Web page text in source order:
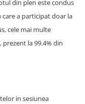
din plen este condus
care a participat doar la
cele mai multe
la 99.4% din
in sesiunea